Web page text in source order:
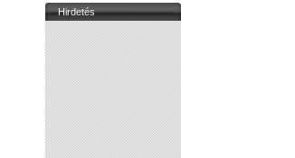
Hirdetés